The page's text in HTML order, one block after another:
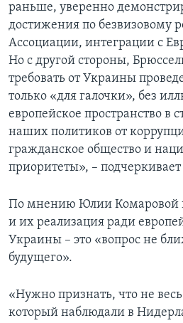
раньше, уверенно
достижения по безвизовому
Ассоциации, интеграции с
Но с другой стороны,
требовать от Украины
только «для галочки», без
европейское пространство в
наших политиков от
гражданское общество и
приоритеты», –
По мнению Юлии Комаровой
и их реализация ради
Украины – это «вопрос не
будущего».
«Нужно признать, что не
который наблюдали в